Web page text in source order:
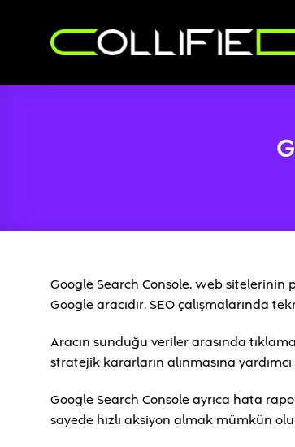
Google Search Console, web sitelerinin
Google aracıdır. SEO çalışmalarında
Aracın sunduğu veriler arasında
stratejik kararların alınmasına
Google Search Console ayrıca hata
sayede hızlı aksiyon almak mümkün